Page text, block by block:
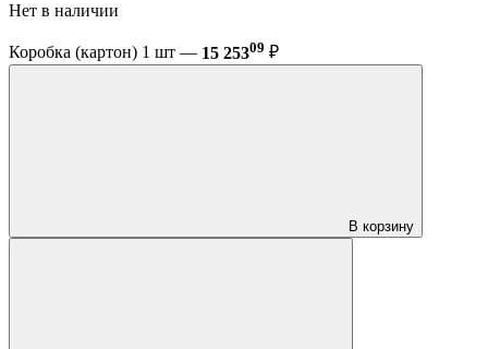
Нет в наличии
Коробка (картон) 1 шт — 15 25309 ₽
В корзину